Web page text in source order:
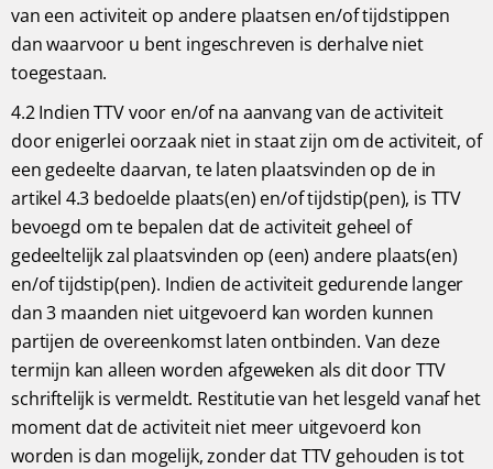
van een activiteit op andere plaatsen en/of tijdstippen
dan waarvoor u bent ingeschreven is derhalve niet
toegestaan.
4.2 Indien TTV voor en/of na aanvang van de activiteit
door enigerlei oorzaak niet in staat zijn om de activiteit, of
een gedeelte daarvan, te laten plaatsvinden op de in
artikel 4.3 bedoelde plaats(en) en/of tijdstip(pen), is TTV
bevoegd om te bepalen dat de activiteit geheel of
gedeeltelijk zal plaatsvinden op (een) andere plaats(en)
en/of tijdstip(pen). Indien de activiteit gedurende langer
dan 3 maanden niet uitgevoerd kan worden kunnen
partijen de overeenkomst laten ontbinden. Van deze
termijn kan alleen worden afgeweken als dit door TTV
schriftelijk is vermeldt. Restitutie van het lesgeld vanaf het
moment dat de activiteit niet meer uitgevoerd kon
worden is dan mogelijk, zonder dat TTV gehouden is tot